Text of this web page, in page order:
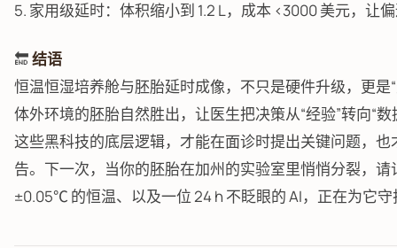
5. 家用级延时：体积缩小到 1.2 L，成本 <3000 美元，让
🔚结语
恒温恒湿培养舱与胚胎延时成像，不只是硬件升级，更
体外环境的胚胎自然胜出，让医生把决策从“经验”转向“
这些黑科技的底层逻辑，才能在面诊时提出关键问题，
告。下一次，当你的胚胎在加州的实验室里悄悄分裂，
±0.05℃ 的恒温、以及一位 24 h 不眨眼的 AI，正在为它